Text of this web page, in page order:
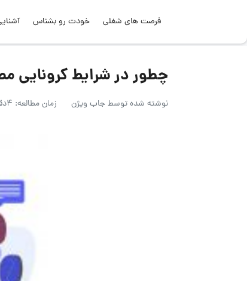
فرصت های شغلی خودت رو بشناس
چطور در شرایط کرونایی
نوشته شده توسطجاب ویژن زمان مطالعه: 4دقیقه